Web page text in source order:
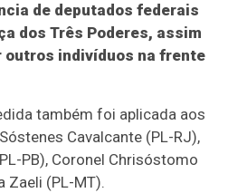
de deputados federais
dos Três Poderes, assim
outros indivíduos na frente
também foi aplicada aos
Cavalcante (PL-RJ),
PB), Coronel Chrisóstomo
Zaeli (PL-MT).